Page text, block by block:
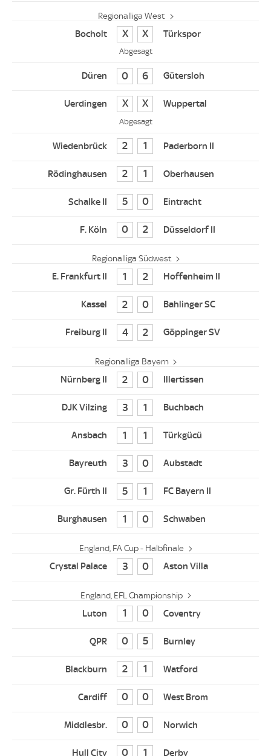
Regionalliga West
0 0
Abgesagt
0 6
0 0
Abgesagt
2 1
2 1
5 0
0 2
Regionalliga Südwest
1 2
2 0
4 2
Regionalliga Bayern
2 0
3 1
1 1
3 0
5 1
1 0
England, FA Cup - Halbfinale
3 0
England, EFL Championship
1 0
0 5
2 1
0 0
0 0
0 1